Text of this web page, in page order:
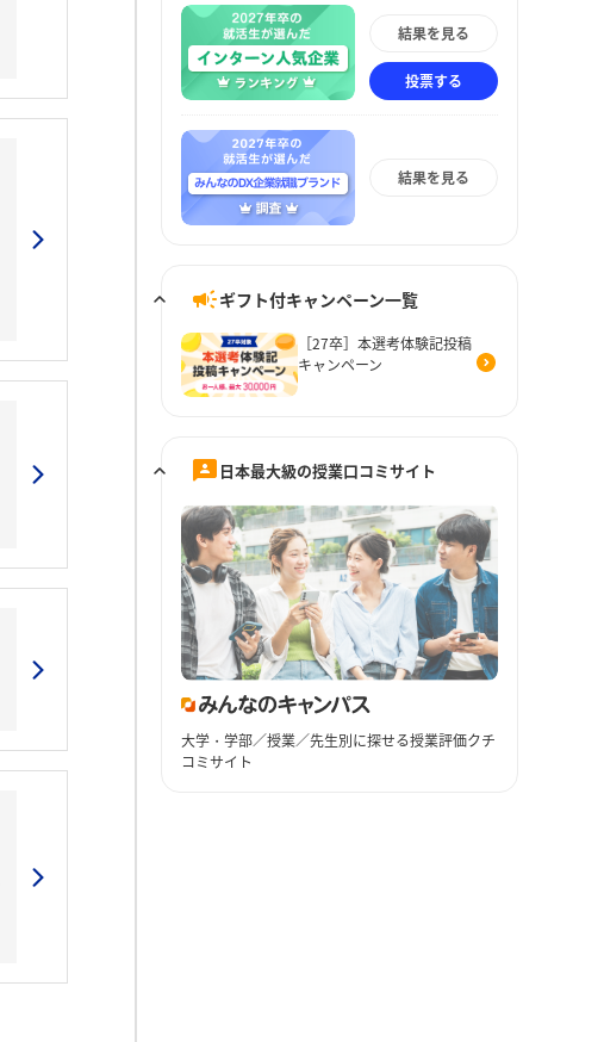
結果を見る
投票する
結果を見る
ギフト付キャンペーン一覧
［27卒］本選考体験記投稿
キャンペーン
日本最大級の授業口コミサイト
大学・学部／授業／先生別に探せる授業評価クチ
コミサイト